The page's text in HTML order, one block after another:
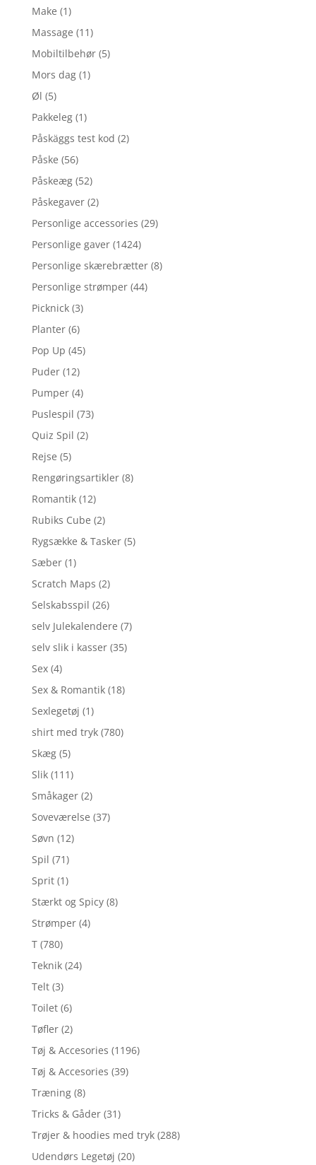
Make (1)
Massage (11)
Mobiltilbehør (5)
Mors dag (1)
Øl (5)
Pakkeleg (1)
Påskäggs test kod (2)
Påske (56)
Påskeæg (52)
Påskegaver (2)
Personlige accessories (29)
Personlige gaver (1424)
Personlige skærebrætter (8)
Personlige strømper (44)
Picknick (3)
Planter (6)
Pop Up (45)
Puder (12)
Pumper (4)
Puslespil (73)
Quiz Spil (2)
Rejse (5)
Rengøringsartikler (8)
Romantik (12)
Rubiks Cube (2)
Rygsække & Tasker (5)
Sæber (1)
Scratch Maps (2)
Selskabsspil (26)
selv Julekalendere (7)
selv slik i kasser (35)
Sex (4)
Sex & Romantik (18)
Sexlegetøj (1)
shirt med tryk (780)
Skæg (5)
Slik (111)
Småkager (2)
Soveværelse (37)
Søvn (12)
Spil (71)
Sprit (1)
Stærkt og Spicy (8)
Strømper (4)
T (780)
Teknik (24)
Telt (3)
Toilet (6)
Tøfler (2)
Tøj & Accesories (1196)
Tøj & Accesories (39)
Træning (8)
Tricks & Gåder (31)
Trøjer & hoodies med tryk (288)
Udendørs Legetøj (20)